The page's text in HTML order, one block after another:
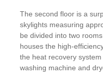
The second floor is a
skylights measuring
be divided into two
houses the high-
the heat recovery
washing machine and